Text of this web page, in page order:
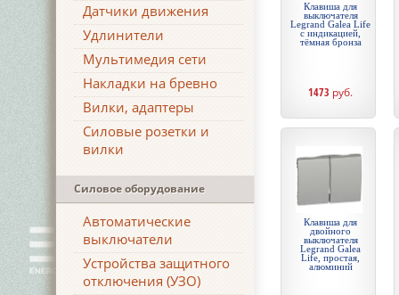
Датчики движения
Удлинители
Мультимедия сети
Накладки на бревно
Вилки, адаптеры
Силовые розетки и
вилки
Силовое оборудование
Автоматические
выключатели
Устройства защитного
отключения (УЗО)
Клавиша для
выключателя
Legrand Galea Life
с индикацией,
тёмная бронза
1473 руб.
Клавиша для
двойного
выключателя
Legrand Galea
Life, простая,
алюминий